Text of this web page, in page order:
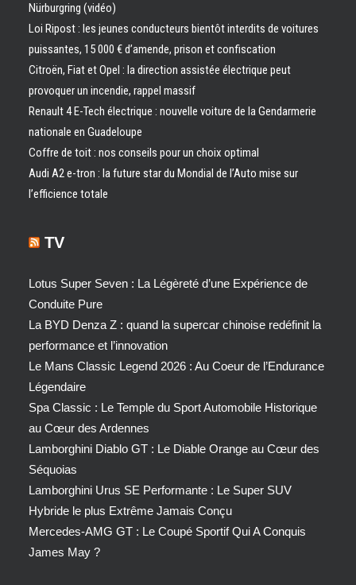
Nürburgring (vidéo)
Loi Ripost : les jeunes conducteurs bientôt interdits de voitures
puissantes, 15 000 € d’amende, prison et confiscation
Citroën, Fiat et Opel : la direction assistée électrique peut
provoquer un incendie, rappel massif
Renault 4 E-Tech électrique : nouvelle voiture de la Gendarmerie
nationale en Guadeloupe
Coffre de toit : nos conseils pour un choix optimal
Audi A2 e-tron : la future star du Mondial de l’Auto mise sur
l’efficience totale
TV
Lotus Super Seven : La Légèreté d’une Expérience de
Conduite Pure
La BYD Denza Z : quand la supercar chinoise redéfinit la
performance et l’innovation
Le Mans Classic Legend 2026 : Au Coeur de l’Endurance
Légendaire
Spa Classic : Le Temple du Sport Automobile Historique
au Cœur des Ardennes
Lamborghini Diablo GT : Le Diable Orange au Cœur des
Séquoias
Lamborghini Urus SE Performante : Le Super SUV
Hybride le plus Extrême Jamais Conçu
Mercedes-AMG GT : Le Coupé Sportif Qui A Conquis
James May ?